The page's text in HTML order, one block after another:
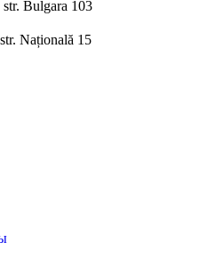
Bulgara 103
Națională 15